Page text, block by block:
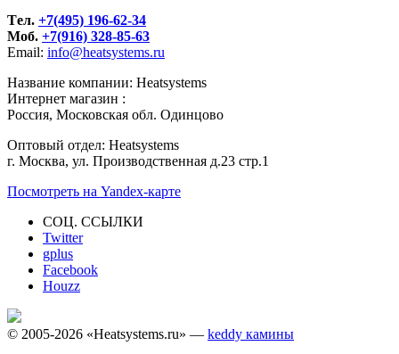
Tел. +7(495) 196-62-34
Моб. +7(916) 328-85-63
Email: info@heatsystems.ru
Название компании: Heatsystems
Интернет магазин :
Россия, Московская обл. Одинцово
Оптовый отдел: Heatsystems
г. Москва, ул. Производственная д.23 стр.1
Посмотреть на Yandex-карте
СОЦ. ССЫЛКИ
Twitter
gplus
Facebook
Houzz
© 2005-2026 «Heatsystems.ru» — keddy камины